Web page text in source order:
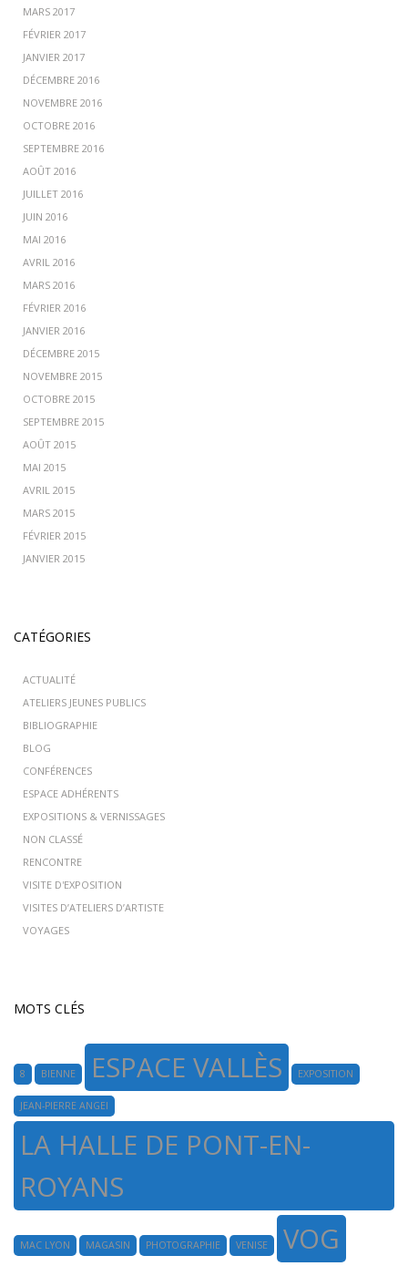
MARS 2017
FÉVRIER 2017
JANVIER 2017
DÉCEMBRE 2016
NOVEMBRE 2016
OCTOBRE 2016
SEPTEMBRE 2016
AOÛT 2016
JUILLET 2016
JUIN 2016
MAI 2016
AVRIL 2016
MARS 2016
FÉVRIER 2016
JANVIER 2016
DÉCEMBRE 2015
NOVEMBRE 2015
OCTOBRE 2015
SEPTEMBRE 2015
AOÛT 2015
MAI 2015
AVRIL 2015
MARS 2015
FÉVRIER 2015
JANVIER 2015
CATÉGORIES
ACTUALITÉ
ATELIERS JEUNES PUBLICS
BIBLIOGRAPHIE
BLOG
CONFÉRENCES
ESPACE ADHÉRENTS
EXPOSITIONS & VERNISSAGES
NON CLASSÉ
RENCONTRE
VISITE D'EXPOSITION
VISITES D’ATELIERS D’ARTISTE
VOYAGES
MOTS CLÉS
8 BIENNE ESPACE VALLÈS EXPOSITION
JEAN-PIERRE ANGEI
LA HALLE DE PONT-EN-
ROYANS
MAC LYON MAGASIN PHOTOGRAPHIE VENISE VOG